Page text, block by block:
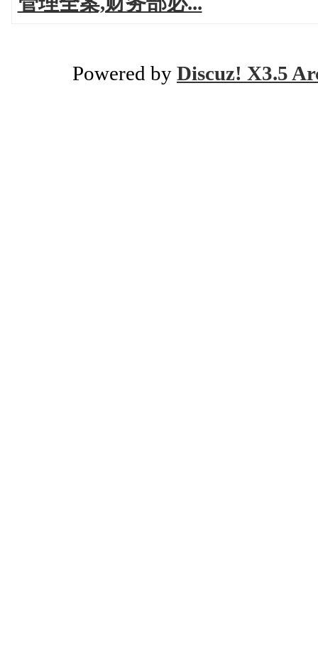
Powered by Discuz! X3.5